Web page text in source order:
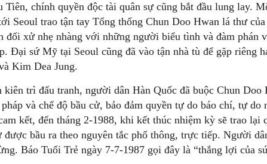
Tiên, chính quyền độc tài quân sự cũng bắt đầu lung lay.
Seoul trao tận tay Tổng thống Chun Doo Hwan lá thư của
đối xử nhẹ nhàng với những người biểu tình và đàm phán
Đại sứ Mỹ tại Seoul cũng đã vào tận nhà tù để gặp riêng
Kim Dea Jung.
kiên trì đấu tranh, người dân Hàn Quốc đã buộc Chun Doo
và chế độ bầu cử, bảo đảm quyền tự do báo chí, tự do
kết, đến tháng 2-1988, khi kết thúc nhiệm kỳ sẽ trao lại
được bầu ra theo nguyên tắc phổ thông, trực tiếp. Người
Báo Tuổi Trẻ ngày 7-7-1987 gọi đây là “thắng lợi của